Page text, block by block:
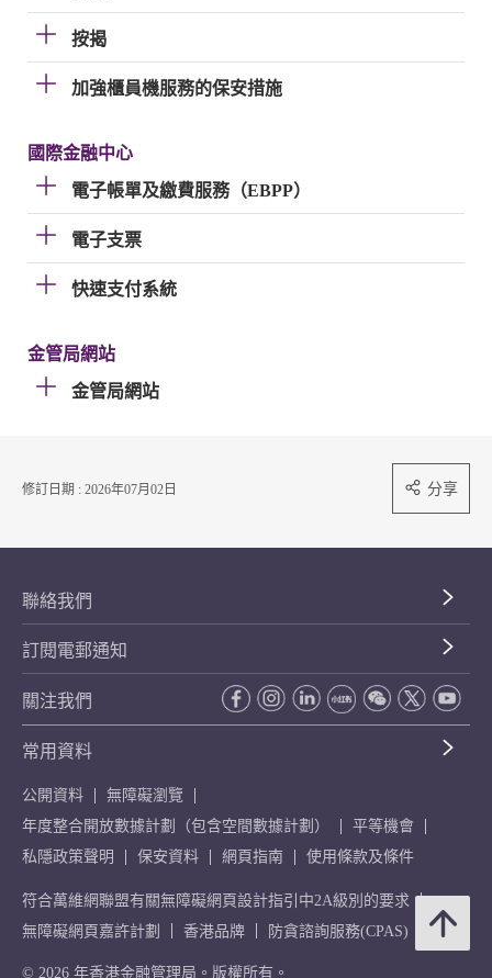
按揭
加強櫃員機服務的保安措施
國際金融中心
電子帳單及繳費服務（EBPP）
電子支票
快速支付系統
金管局網站
金管局網站
修訂日期 : 2026年07月02日 分享
聯絡我們
訂閱電郵通知
關注我們
常用資料
公開資料
無障礙瀏覽
年度整合開放數據計劃（包含空間數據計劃）
平等機會
私隱政策聲明
保安資料 網頁指南 使用條款及條件
符合萬維網聯盟有關無障礙網頁設計指引中2A級別的要求
無障礙網頁嘉許計劃
香港品牌 防貪諮詢服務(CPAS)
© 2026 年香港金融管理局。版權所有。